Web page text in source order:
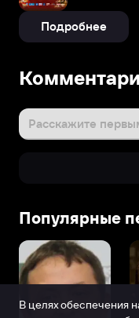
Подробнее
Расскажите
Популярные
В целях обеспечения